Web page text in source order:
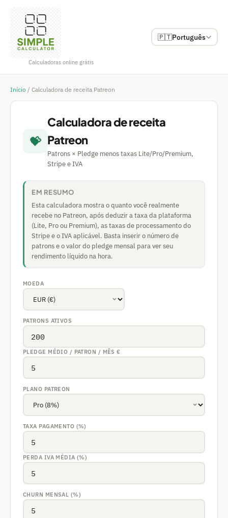
Calculadoras online grátis
🇵🇹Português
Início / Calculadora de receita Patreon
💝
Calculadora de receita
Patreon
Patrons × Pledge menos taxas Lite/Pro/Premium,
Stripe e IVA
EM RESUMO
Esta calculadora mostra o quanto você realmente
recebe no Patreon, após deduzir a taxa da plataforma
(Lite, Pro ou Premium), as taxas de processamento do
Stripe e o IVA aplicável. Basta inserir o número de
patrons e o valor do pledge mensal para ver seu
rendimento líquido na hora.
MOEDA
PATRONS ATIVOS
PLEDGE MÉDIO / PATRON / MÊS€
PLANO PATREON
TAXA PAGAMENTO (%)
PERDA IVA MÉDIA (%)
CHURN MENSAL (%)